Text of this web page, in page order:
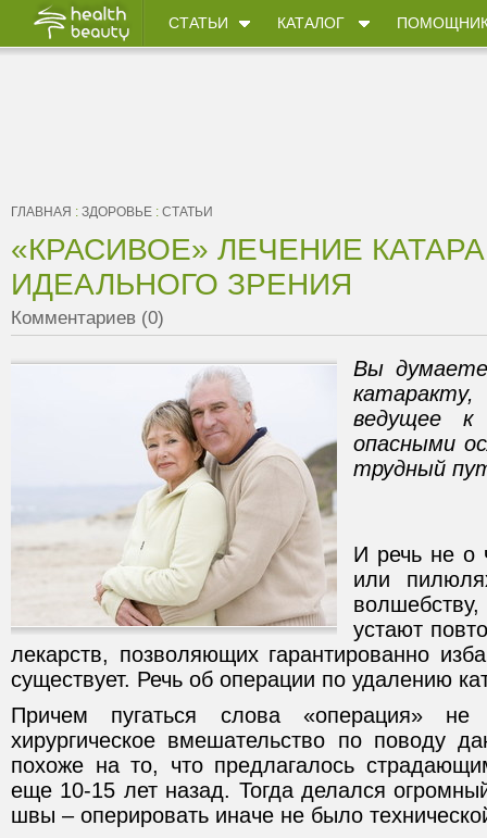
СТАТЬИ КАТАЛОГ
ГЛАВНАЯ : ЗДОРОВЬЕ : СТАТЬИ
«КРАСИВОЕ» ЛЕЧЕНИЕ
ИДЕАЛЬНОГО ЗРЕНИЯ
Комментариев (0)
Вы
ведущее к
опасными
трудный
И речь не о
или
устают
лекарств, позволяющих гарантированно
существует. Речь об операции по удалению
Причем пугаться слова «операция»
хирургическое вмешательство по поводу
похоже на то, что предлагалось
еще 10-15 лет назад. Тогда делался
швы – оперировать иначе не было